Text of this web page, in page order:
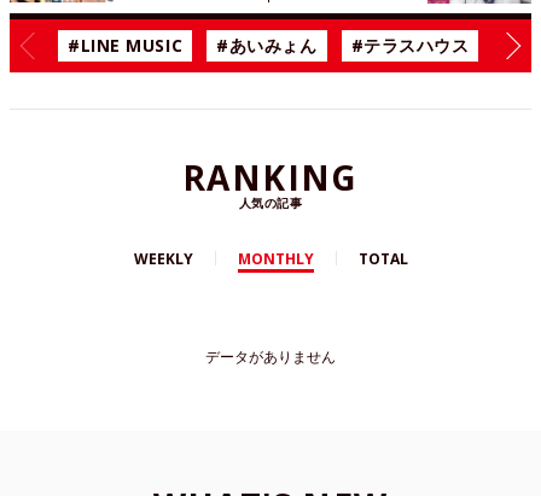
#LINE MUSIC #あいみょん #テラスハウス #漫
RANKING
人気の記事
WEEKLY MONTHLY TOTAL
データがありません